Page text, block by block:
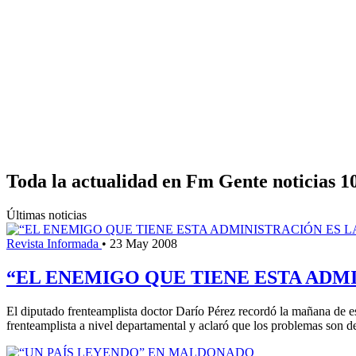
Toda la actualidad en Fm Gente noticias
Últimas noticias
Revista Informada • 23 May 2008
“EL ENEMIGO QUE TIENE ESTA
El diputado frenteamplista doctor Darío Pérez recordó la mañana de
frenteamplista a nivel departamental y aclaró que los problemas son